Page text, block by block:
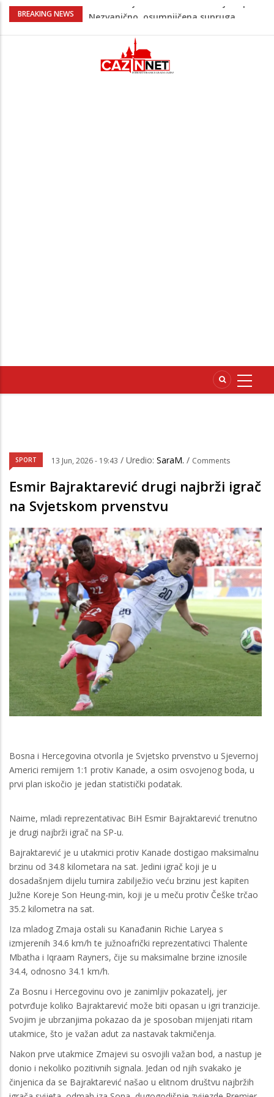
BREAKING NEWS
Na Ahiret preselila Bešić (rođ. Blažević)
Na Ahiret preselio ŠUPUK (Refik) ŠEFIK
Evo koje države su zasad za, a koje
protiv Infantina na izborima: Srbija i
SPORT 13 Jun, 2026 - 19:43 / Uredio: SaraM. / Comments
Esmir Bajraktarević drugi najbrži igrač
na Svjetskom prvenstvu
Bosna i Hercegovina otvorila je Svjetsko prvenstvo u Sjevernoj
Americi remijem 1:1 protiv Kanade, a osim osvojenog boda, u
prvi plan iskočio je jedan statistički podatak.
Naime, mladi reprezentativac BiH Esmir Bajraktarević trenutno
je drugi najbrži igrač na SP-u.
Bajraktarević je u utakmici protiv Kanade dostigao maksimalnu
brzinu od 34.8 kilometara na sat. Jedini igrač koji je u
dosadašnjem dijelu turnira zabilježio veću brzinu jest kapiten
Južne Koreje Son Heung-min, koji je u meču protiv Češke trčao
35.2 kilometra na sat.
Iza mladog Zmaja ostali su Kanađanin Richie Laryea s
izmjerenih 34.6 km/h te južnoafrički reprezentativci Thalente
Mbatha i Iqraam Rayners, čije su maksimalne brzine iznosile
34.4, odnosno 34.1 km/h.
Za Bosnu i Hercegovinu ovo je zanimljiv pokazatelj, jer
potvrđuje koliko Bajraktarević može biti opasan u igri tranzicije.
Svojim je ubrzanjima pokazao da je sposoban mijenjati ritam
utakmice, što je važan adut za nastavak takmičenja.
Nakon prve utakmice Zmajevi su osvojili važan bod, a nastup je
donio i nekoliko pozitivnih signala. Jedan od njih svakako je
činjenica da se Bajraktarević našao u elitnom društvu najbržih